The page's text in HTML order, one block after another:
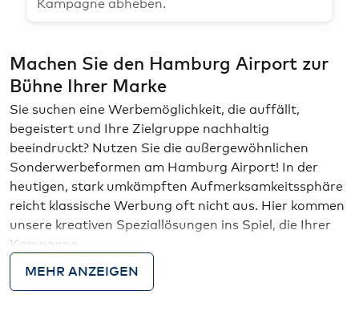
Konferenzräume & Eventflächen
Machen Sie den Hamburg Airport zur
Bühne Ihrer Marke
MEHR ANZEIGEN
Sie suchen eine Werbemöglichkeit, die auffällt,
begeistert und Ihre Zielgruppe nachhaltig
beeindruckt? Nutzen Sie die außergewöhnlichen
Sonderwerbeformen am Hamburg Airport! In der
heutigen, stark umkämpften Aufmerksamkeitssphäre
reicht klassische Werbung oft nicht aus. Hier kommen
unsere kreativen Speziallösungen ins Spiel, die Ihrer
Kampagne...
Sie suchen eine Werbemöglichkeit, die auffällt,
begeistert und Ihre Zielgruppe nachhaltig
beeindruckt? Nutzen Sie die außergewöhnlichen
Sonderwerbeformen am Hamburg Airport! In der
heutigen, stark umkämpften Aufmerksamkeitssphäre
reicht klassische Werbung oft nicht aus. Hier kommen
unsere kreativen Speziallösungen ins Spiel, die Ihrer
Kampagne das gewisse Etwas verleihen.
Am Hamburg Airport bieten wir Ihnen eine
beeindruckende Vielfalt an Sonderwerbeformen, die